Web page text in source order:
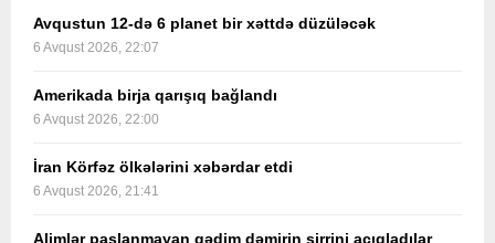
Avqustun 12-də 6 planet bir xəttdə düzüləcək
6 Avqust 2026, 22:07
Amerikada birja qarışıq bağlandı
6 Avqust 2026, 22:00
İran Körfəz ölkələrini xəbərdar etdi
6 Avqust 2026, 21:41
Alimlər paslanmayan qədim dəmirin sirrini açıqladılar